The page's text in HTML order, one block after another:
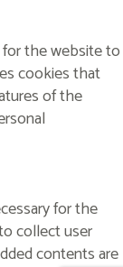
the website to
cookies that
of the
for the
collect user
contents are